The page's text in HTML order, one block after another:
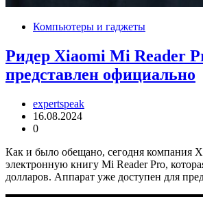
Компьютеры и гаджеты
Ридер Xiaomi Mi Reader
представлен официально
expertspeak
16.08.2024
0
Как и было обещано, сегодня компания
электронную книгу Mi Reader Pro,
долларов. Аппарат уже доступен для